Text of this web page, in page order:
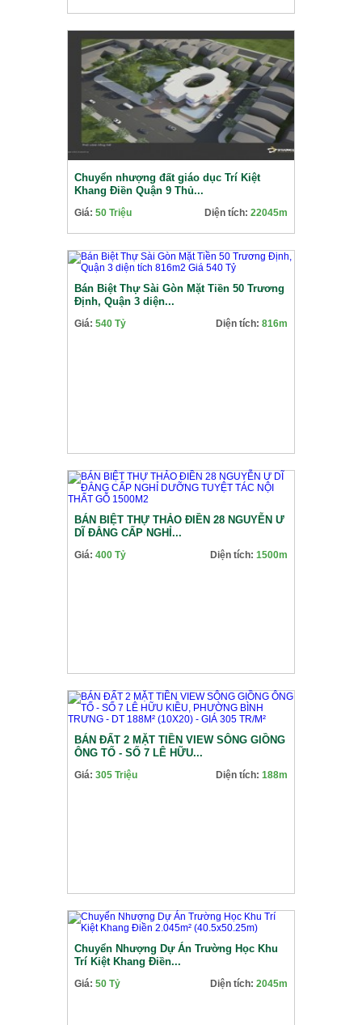
Chuyển nhượng đất giáo dục Trí Kiệt
Khang Điền Quận 9 Thủ...
Giá: 50 Triệu Diện tích: 22045m
Bán Biệt Thự Sài Gòn Mặt Tiền 50 Trương
Định, Quận 3 diện...
Giá: 540 Tỷ Diện tích: 816m
BÁN BIỆT THỰ THẢO ĐIỀN 28 NGUYỄN Ư
DĨ ĐẲNG CẤP NGHỈ...
Giá: 400 Tỷ Diện tích: 1500m
BÁN ĐẤT 2 MẶT TIỀN VIEW SÔNG GIỒNG
ÔNG TỐ - SỐ 7 LÊ HỮU...
Giá: 305 Triệu Diện tích: 188m
Chuyển Nhượng Dự Án Trường Học Khu
Trí Kiệt Khang Điền...
Giá: 50 Tỷ Diện tích: 2045m